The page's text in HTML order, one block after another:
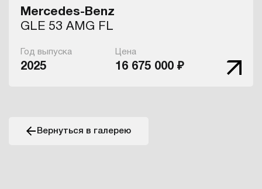
Mercedes-Benz
GLE 53 AMG FL
Год выпуска
2025
Цена
16 675 000 ₽
Вернуться в галерею